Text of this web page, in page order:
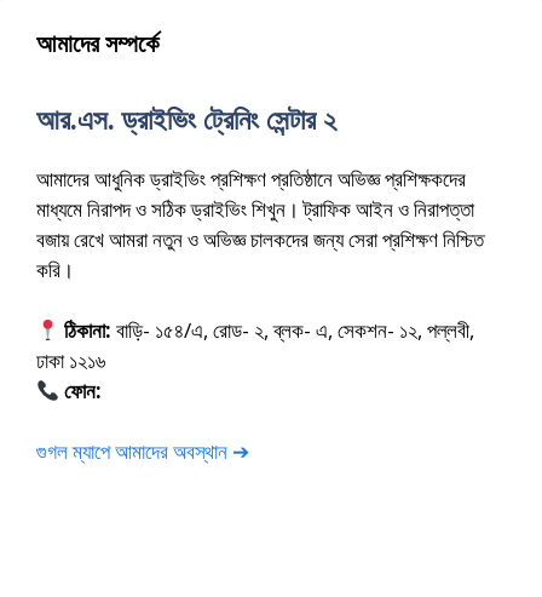
আমাদের সম্পর্কে
আর.এস. ড্রাইভিং ট্রেনিং সেন্টার ২
আমাদের আধুনিক ড্রাইভিং প্রশিক্ষণ প্রতিষ্ঠানে অভিজ্ঞ প্রশিক্ষকদের
মাধ্যমে নিরাপদ ও সঠিক ড্রাইভিং শিখুন। ট্রাফিক আইন ও নিরাপত্তা
বজায় রেখে আমরা নতুন ও অভিজ্ঞ চালকদের জন্য সেরা প্রশিক্ষণ নিশ্চিত
করি।
ঠিকানা: বাড়ি- ১৫৪/এ, রোড- ২, ব্লক- এ, সেকশন- ১২, পল্লবী,
ঢাকা ১২১৬
ফোন:
গুগল ম্যাপে আমাদের অবস্থান ➔